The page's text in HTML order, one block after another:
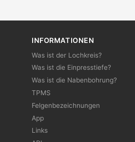
INFORMATIONEN
Was ist der Lochkreis?
Was ist die Einpresstiefe?
Was ist die Nabenbohrung?
TPMS
Felgenbezeichnungen
App
Links